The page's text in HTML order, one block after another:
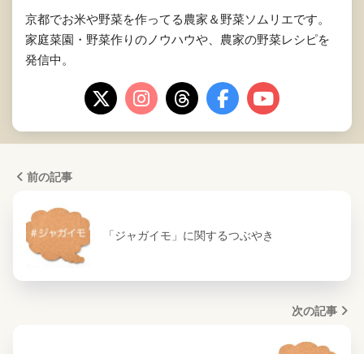
京都でお米や野菜を作ってる農家＆野菜ソムリエです。
家庭菜園・野菜作りのノウハウや、農家の野菜レシピを
発信中。
前の記事
「ジャガイモ」に関するつぶやき
次の記事